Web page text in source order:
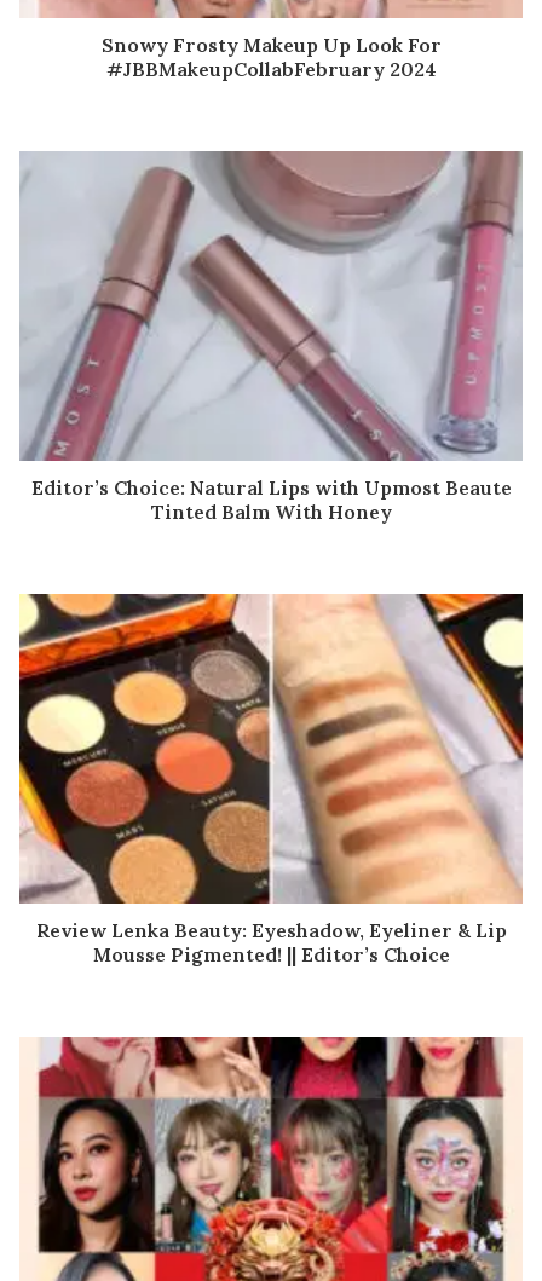
Snowy Frosty Makeup Up Look For
#JBBMakeupCollabFebruary 2024
Editor’s Choice: Natural Lips with Upmost Beaute
Tinted Balm With Honey
Review Lenka Beauty: Eyeshadow, Eyeliner & Lip
Mousse Pigmented! || Editor’s Choice